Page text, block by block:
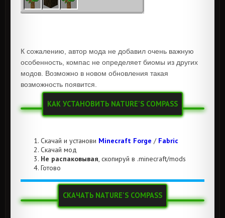
К сожалению, автор мода не добавил очень важную
особенность, компас не определяет биомы из других
модов. Возможно в новом обновления такая
возможность появится.
КАК УСТАНОВИТЬ NATURE'S COMPASS
Скачай и установи Minecraft Forge / Fabric
Скачай мод
Не распаковывая, скопируй в .minecraft/mods
Готово
СКАЧАТЬ NATURE'S COMPASS